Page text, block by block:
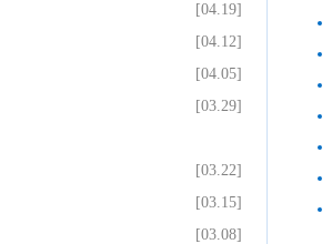
[04.19]
[04.12]
[04.05]
[03.29]
[03.22]
[03.15]
[03.08]